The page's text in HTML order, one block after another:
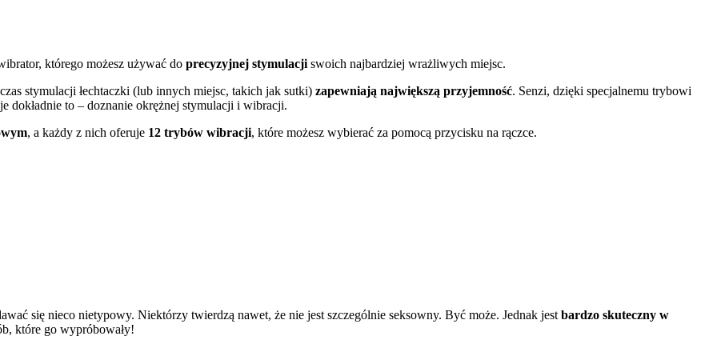
którego możesz używać do precyzyjnej stymulacji swoich najbardziej wrażliwych miejsc.
stymulacji łechtaczki (lub innych miejsc, takich jak sutki) zapewniają największą przyjemność. Senzi, dzięki specjalnemu trybowi
dokładnie to – doznanie okrężnej stymulacji i wibracji.
, a każdy z nich oferuje 12 trybów wibracji, które możesz wybierać za pomocą przycisku na rączce.
się nieco nietypowy. Niektórzy twierdzą nawet, że nie jest szczególnie seksowny. Być może. Jednak jest bardzo skuteczny w
które go wypróbowały!